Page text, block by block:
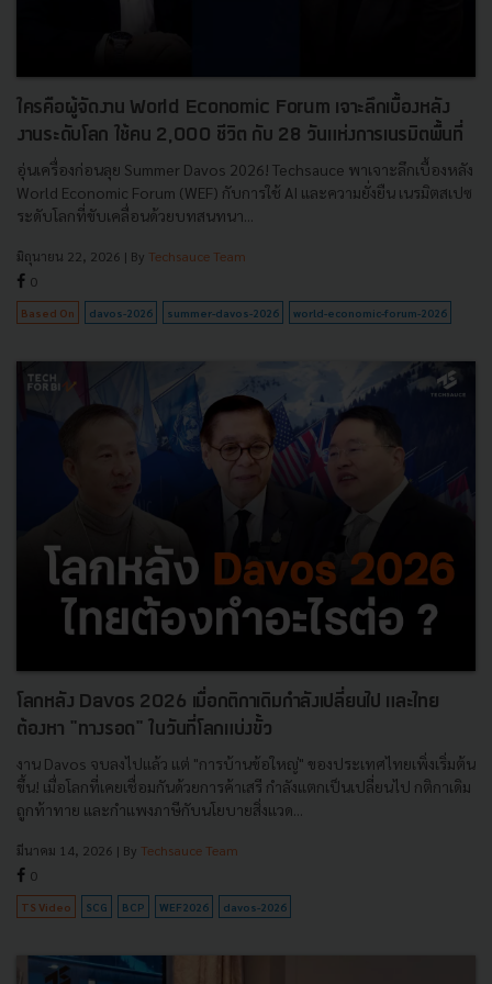
ใครคือผู้จัดงาน World Economic Forum เจาะลึกเบื้องหลัง
งานระดับโลก ใช้คน 2,000 ชีวิต กับ 28 วันแห่งการเนรมิตพื้นที่
อุ่นเครื่องก่อนลุย Summer Davos 2026! Techsauce พาเจาะลึกเบื้องหลัง
World Economic Forum (WEF) กับการใช้ AI และความยั่งยืน เนรมิตสเปซ
ระดับโลกที่ขับเคลื่อนด้วยบทสนทนา...
มิถุนายน 22, 2026 | By Techsauce Team
0
Based On davos-2026 summer-davos-2026 world-economic-forum-2026
โลกหลัง Davos 2026 เมื่อกติกาเดิมกำลังเปลี่ยนไป และไทย
ต้องหา "ทางรอด" ในวันที่โลกแบ่งขั้ว
งาน Davos จบลงไปแล้ว แต่ "การบ้านข้อใหญ่" ของประเทศไทยเพิ่งเริ่มต้น
ขึ้น! เมื่อโลกที่เคยเชื่อมกันด้วยการค้าเสรี กำลังแตกเป็นเปลี่ยนไป กติกาเดิม
ถูกท้าทาย และกำแพงภาษีกับนโยบายสิ่งแวด...
มีนาคม 14, 2026 | By Techsauce Team
0
TS Video SCG BCP WEF2026 davos-2026